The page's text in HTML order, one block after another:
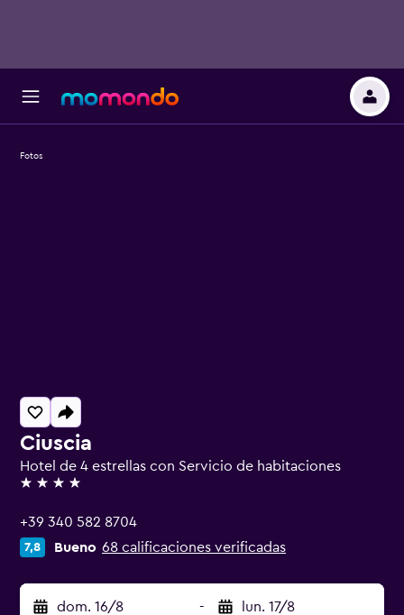
Ciuscia
Hotel de 4 estrellas con Servicio de habitaciones
4 estrellas
+39 340 582 8704
7,8 Bueno 68 calificaciones verificadas
dom. 16/8 - lun. 17/8
Fotos